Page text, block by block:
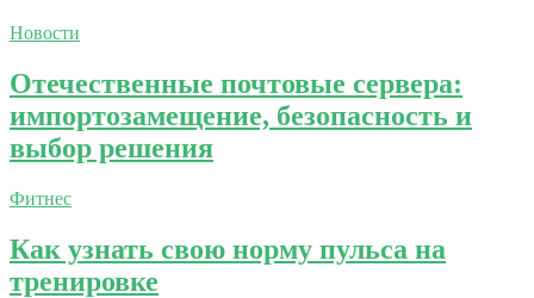
Новости
Отечественные почтовые сервера:
импортозамещение, безопасность и
выбор решения
Фитнес
Как узнать свою норму пульса на
тренировке